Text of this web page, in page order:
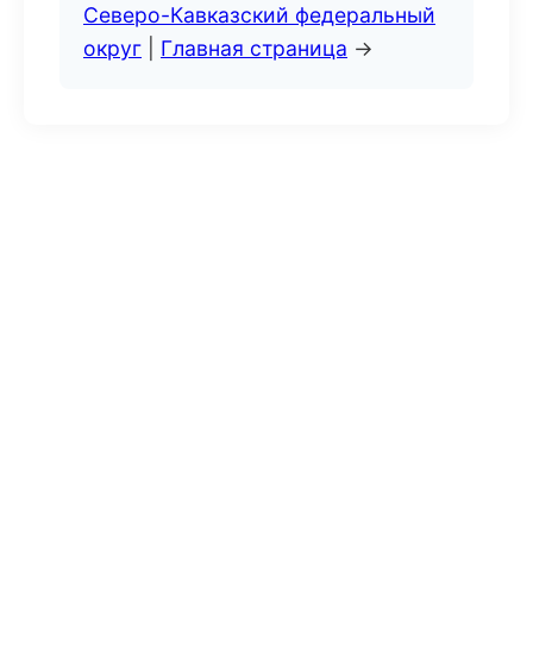
Северо-Кавказский федеральный
округ
Главная страница →